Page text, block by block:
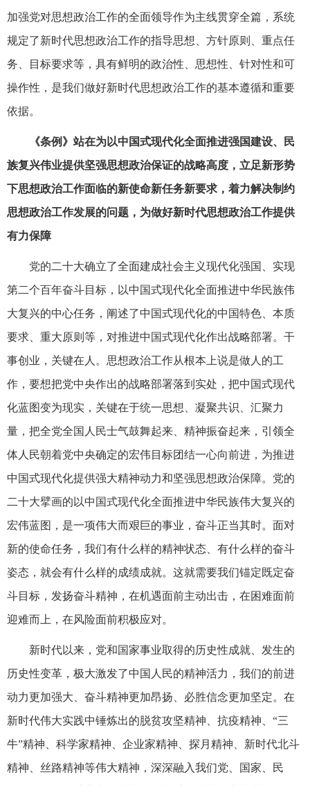
加强党对思想政治工作的全面领导作为主线贯穿全篇，系统
规定了新时代思想政治工作的指导思想、方针原则、重点任
务、目标要求等，具有鲜明的政治性、思想性、针对性和可
操作性，是我们做好新时代思想政治工作的基本遵循和重要
依据。
《条例》站在为以中国式现代化全面推进强国建设、民
族复兴伟业提供坚强思想政治保证的战略高度，立足新形势
下思想政治工作面临的新使命新任务新要求，着力解决制约
思想政治工作发展的问题，为做好新时代思想政治工作提供
有力保障
党的二十大确立了全面建成社会主义现代化强国、实现
第二个百年奋斗目标，以中国式现代化全面推进中华民族伟
大复兴的中心任务，阐述了中国式现代化的中国特色、本质
要求、重大原则等，对推进中国式现代化作出战略部署。干
事创业，关键在人。思想政治工作从根本上说是做人的工
作，要想把党中央作出的战略部署落到实处，把中国式现代
化蓝图变为现实，关键在于统一思想、凝聚共识、汇聚力
量，把全党全国人民士气鼓舞起来、精神振奋起来，引领全
体人民朝着党中央确定的宏伟目标团结一心向前进，为推进
中国式现代化提供强大精神动力和坚强思想政治保障。党的
二十大擘画的以中国式现代化全面推进中华民族伟大复兴的
宏伟蓝图，是一项伟大而艰巨的事业，奋斗正当其时。面对
新的使命任务，我们有什么样的精神状态、有什么样的奋斗
姿态，就会有什么样的成绩成就。这就需要我们锚定既定奋
斗目标，发扬奋斗精神，在机遇面前主动出击，在困难面前
迎难而上，在风险面前积极应对。
新时代以来，党和国家事业取得的历史性成就、发生的
历史性变革，极大激发了中国人民的精神活力，我们的前进
动力更加强大、奋斗精神更加昂扬、必胜信念更加坚定。在
新时代伟大实践中锤炼出的脱贫攻坚精神、抗疫精神、“三
牛”精神、科学家精神、企业家精神、探月精神、新时代北斗
精神、丝路精神等伟大精神，深深融入我们党、国家、民